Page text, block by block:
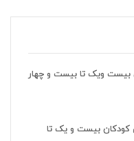
بیست ویک تا بیست و چهار
کودکان بیست و یک تا